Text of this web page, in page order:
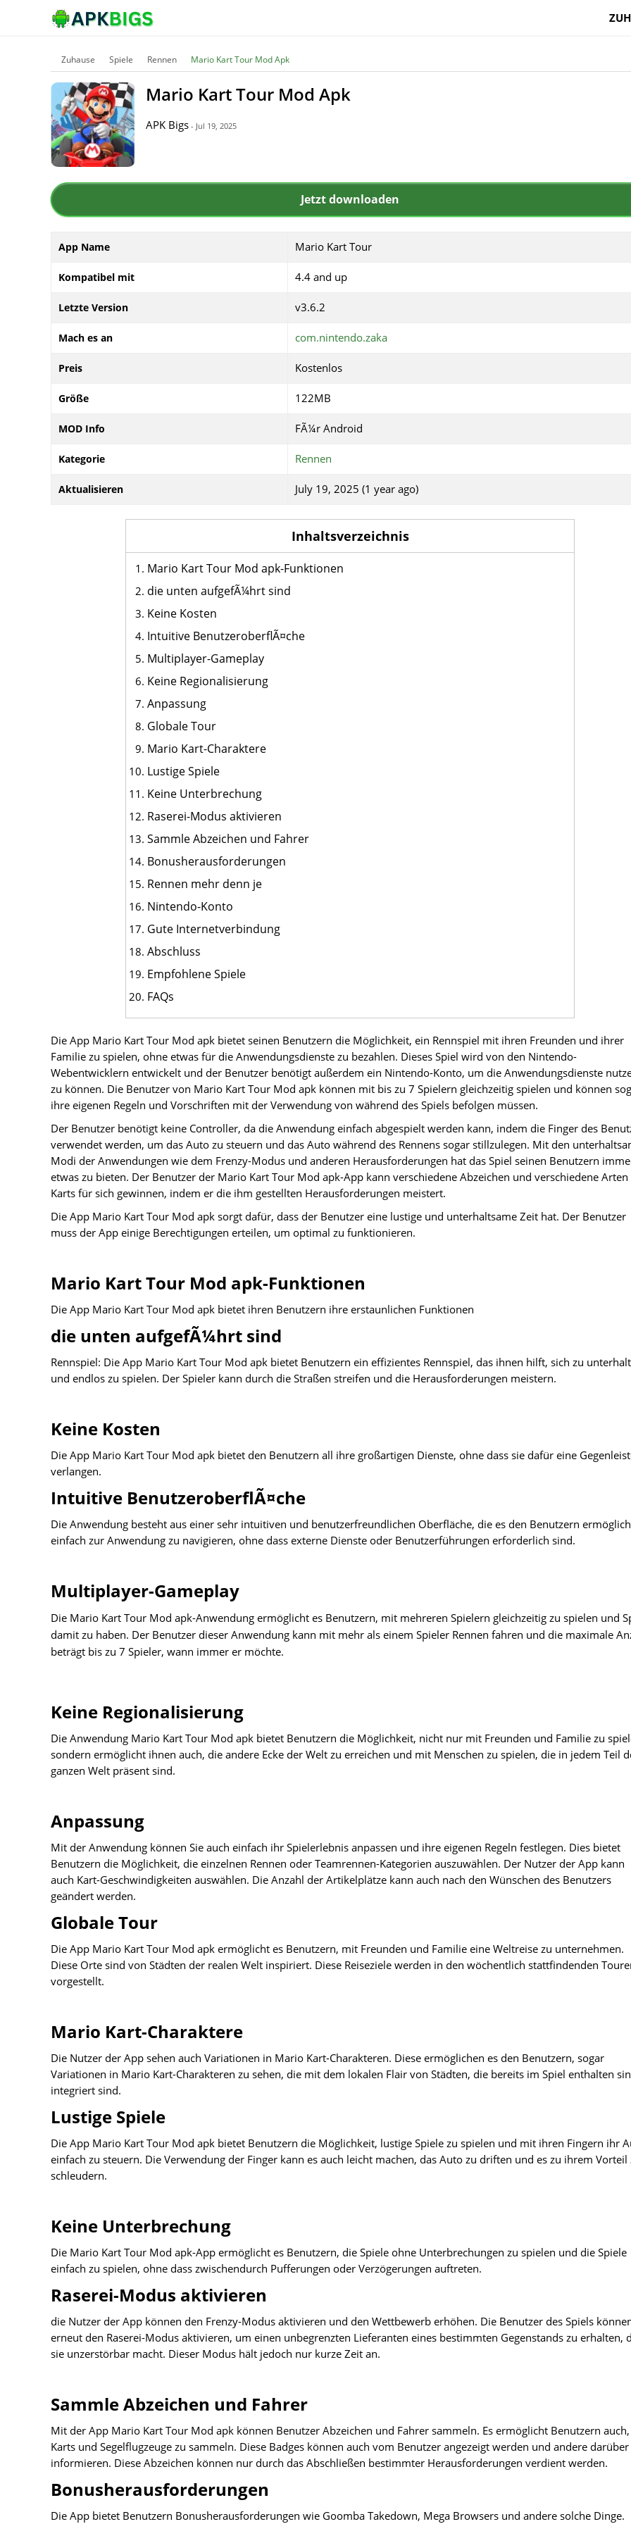
Zuhause Spiele Rennen Mario Kart Tour Mod Apk
Mario Kart Tour Mod Apk
APK Bigs - Jul 19, 2025
Jetzt downloaden
App Name Mario Kart Tour
Kompatibel mit 4.4 and up
Letzte Version v3.6.2
Mach es an com.nintendo.zaka
Preis Kostenlos
Größe 122MB
MOD Info FÃ¼r Android
Kategorie Rennen
Aktualisieren July 19, 2025 (1 year ago)
Inhaltsverzeichnis
Mario Kart Tour Mod apk-Funktionen
die unten aufgefÃ¼hrt sind
Keine Kosten
Intuitive BenutzeroberflÃ¤che
Multiplayer-Gameplay
Keine Regionalisierung
Anpassung
Globale Tour
Mario Kart-Charaktere
Lustige Spiele
Keine Unterbrechung
Raserei-Modus aktivieren
Sammle Abzeichen und Fahrer
Bonusherausforderungen
Rennen mehr denn je
Nintendo-Konto
Gute Internetverbindung
Abschluss
Empfohlene Spiele
FAQs
Die App Mario Kart Tour Mod apk bietet seinen Benutzern die Möglichkeit, ein Rennspiel mit ihren Freunden und ihrer
Familie zu spielen, ohne etwas für die Anwendungsdienste zu bezahlen. Dieses Spiel wird von den Nintendo-
Webentwicklern entwickelt und der Benutzer benötigt außerdem ein Nintendo-Konto, um die Anwendungsdienste
zu können. Die Benutzer von Mario Kart Tour Mod apk können mit bis zu 7 Spielern gleichzeitig spielen und können
ihre eigenen Regeln und Vorschriften mit der Verwendung von während des Spiels befolgen müssen.
Der Benutzer benötigt keine Controller, da die Anwendung einfach abgespielt werden kann, indem die Finger des
verwendet werden, um das Auto zu steuern und das Auto während des Rennens sogar stillzulegen. Mit den
Modi der Anwendungen wie dem Frenzy-Modus und anderen Herausforderungen hat das Spiel seinen Benutzern
etwas zu bieten. Der Benutzer der Mario Kart Tour Mod apk-App kann verschiedene Abzeichen und verschiedene Arten
Karts für sich gewinnen, indem er die ihm gestellten Herausforderungen meistert.
Die App Mario Kart Tour Mod apk sorgt dafür, dass der Benutzer eine lustige und unterhaltsame Zeit hat. Der Benutzer
muss der App einige Berechtigungen erteilen, um optimal zu funktionieren.
Mario Kart Tour Mod apk-Funktionen
Die App Mario Kart Tour Mod apk bietet ihren Benutzern ihre erstaunlichen Funktionen
die unten aufgefÃ¼hrt sind
Rennspiel: Die App Mario Kart Tour Mod apk bietet Benutzern ein effizientes Rennspiel, das ihnen hilft, sich zu
und endlos zu spielen. Der Spieler kann durch die Straßen streifen und die Herausforderungen meistern.
Keine Kosten
Die App Mario Kart Tour Mod apk bietet den Benutzern all ihre großartigen Dienste, ohne dass sie dafür eine
verlangen.
Intuitive BenutzeroberflÃ¤che
Die Anwendung besteht aus einer sehr intuitiven und benutzerfreundlichen Oberfläche, die es den Benutzern
einfach zur Anwendung zu navigieren, ohne dass externe Dienste oder Benutzerführungen erforderlich sind.
Multiplayer-Gameplay
Die Mario Kart Tour Mod apk-Anwendung ermöglicht es Benutzern, mit mehreren Spielern gleichzeitig zu spielen und
damit zu haben. Der Benutzer dieser Anwendung kann mit mehr als einem Spieler Rennen fahren und die maximale
beträgt bis zu 7 Spieler, wann immer er möchte.
Keine Regionalisierung
Die Anwendung Mario Kart Tour Mod apk bietet Benutzern die Möglichkeit, nicht nur mit Freunden und Familie zu
sondern ermöglicht ihnen auch, die andere Ecke der Welt zu erreichen und mit Menschen zu spielen, die in jedem Teil
ganzen Welt präsent sind.
Anpassung
Mit der Anwendung können Sie auch einfach ihr Spielerlebnis anpassen und ihre eigenen Regeln festlegen. Dies bietet
Benutzern die Möglichkeit, die einzelnen Rennen oder Teamrennen-Kategorien auszuwählen. Der Nutzer der App kann
auch Kart-Geschwindigkeiten auswählen. Die Anzahl der Artikelplätze kann auch nach den Wünschen des Benutzers
geändert werden.
Globale Tour
Die App Mario Kart Tour Mod apk ermöglicht es Benutzern, mit Freunden und Familie eine Weltreise zu unternehmen.
Diese Orte sind von Städten der realen Welt inspiriert. Diese Reiseziele werden in den wöchentlich stattfindenden
vorgestellt.
Mario Kart-Charaktere
Die Nutzer der App sehen auch Variationen in Mario Kart-Charakteren. Diese ermöglichen es den Benutzern, sogar
Variationen in Mario Kart-Charakteren zu sehen, die mit dem lokalen Flair von Städten, die bereits im Spiel enthalten
integriert sind.
Lustige Spiele
Die App Mario Kart Tour Mod apk bietet Benutzern die Möglichkeit, lustige Spiele zu spielen und mit ihren Fingern ihr
einfach zu steuern. Die Verwendung der Finger kann es auch leicht machen, das Auto zu driften und es zu ihrem Vorteil
schleudern.
Keine Unterbrechung
Die Mario Kart Tour Mod apk-App ermöglicht es Benutzern, die Spiele ohne Unterbrechungen zu spielen und die Spiele
einfach zu spielen, ohne dass zwischendurch Pufferungen oder Verzögerungen auftreten.
Raserei-Modus aktivieren
die Nutzer der App können den Frenzy-Modus aktivieren und den Wettbewerb erhöhen. Die Benutzer des Spiels
erneut den Raserei-Modus aktivieren, um einen unbegrenzten Lieferanten eines bestimmten Gegenstands zu erhalten,
sie unzerstörbar macht. Dieser Modus hält jedoch nur kurze Zeit an.
Sammle Abzeichen und Fahrer
Mit der App Mario Kart Tour Mod apk können Benutzer Abzeichen und Fahrer sammeln. Es ermöglicht Benutzern auch,
Karts und Segelflugzeuge zu sammeln. Diese Badges können auch vom Benutzer angezeigt werden und andere darüber
informieren. Diese Abzeichen können nur durch das Abschließen bestimmter Herausforderungen verdient werden.
Bonusherausforderungen
Die App bietet Benutzern Bonusherausforderungen wie Goomba Takedown, Mega Browsers und andere solche Dinge.